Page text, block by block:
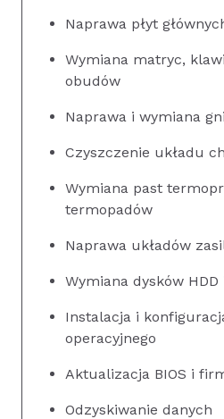
Naprawa płyt
Wymiana matryc,
obudów
Naprawa i wymiana
Czyszczenie układu
Wymiana past
termopadów
Naprawa układów
Wymiana dysków HDD
Instalacja i
operacyjnego
Aktualizacja BIOS i
Odzyskiwanie danych